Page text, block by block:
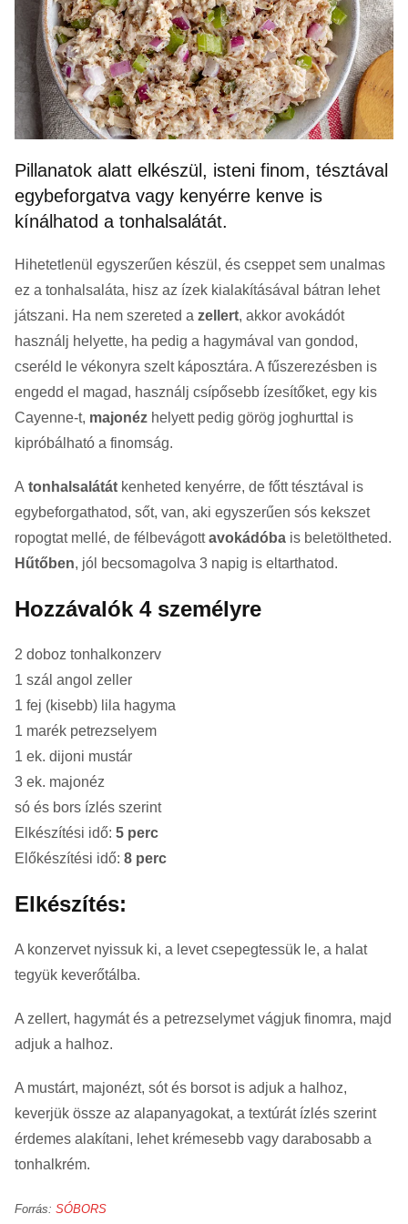
Pillanatok alatt elkészül, isteni finom, tésztával
egybeforgatva vagy kenyérre kenve is
kínálhatod a tonhalsalátát.
Hihetetlenül egyszerűen készül, és cseppet sem unalmas
ez a tonhalsaláta, hisz az ízek kialakításával bátran lehet
játszani. Ha nem szereted a zellert, akkor avokádót
használj helyette, ha pedig a hagymával van gondod,
cseréld le vékonyra szelt káposztára. A fűszerezésben is
engedd el magad, használj csípősebb ízesítőket, egy kis
Cayenne-t, majonéz helyett pedig görög joghurttal is
kipróbálható a finomság.
A tonhalsalátát kenheted kenyérre, de főtt tésztával is
egybeforgathatod, sőt, van, aki egyszerűen sós kekszet
ropogtat mellé, de félbevágottavokádóba is beletöltheted.
Hűtőben, jól becsomagolva 3 napig is eltarthatod.
Hozzávalók 4 személyre
2 doboz tonhalkonzerv
1 szál angol zeller
1 fej (kisebb) lila hagyma
1 marék petrezselyem
1 ek. dijoni mustár
3 ek. majonéz
só és bors ízlés szerint
Elkészítési idő: 5 perc
Előkészítési idő: 8 perc
Elkészítés:
A konzervet nyissuk ki, a levet csepegtessük le, a halat
tegyük keverőtálba.
A zellert, hagymát és a petrezselymet vágjuk finomra, majd
adjuk a halhoz.
A mustárt, majonézt, sót és borsot is adjuk a halhoz,
keverjük össze az alapanyagokat, a textúrát ízlés szerint
érdemes alakítani, lehet krémesebb vagy darabosabb a
tonhalkrém.
Forrás: SÓBORS